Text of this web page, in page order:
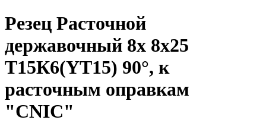
Резец Расточной
державочный 8х 8х25
Т15К6(YT15) 90°, к
расточным оправкам
"CNIC"